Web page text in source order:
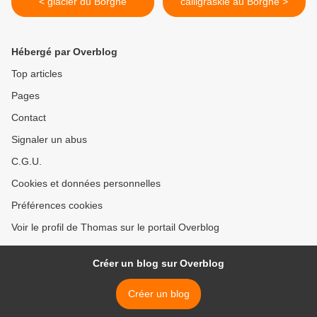
Hébergé par Overblog
Top articles
Pages
Contact
Signaler un abus
C.G.U.
Cookies et données personnelles
Préférences cookies
Voir le profil de Thomas sur le portail Overblog
Créer un blog sur Overblog
Créer un blog